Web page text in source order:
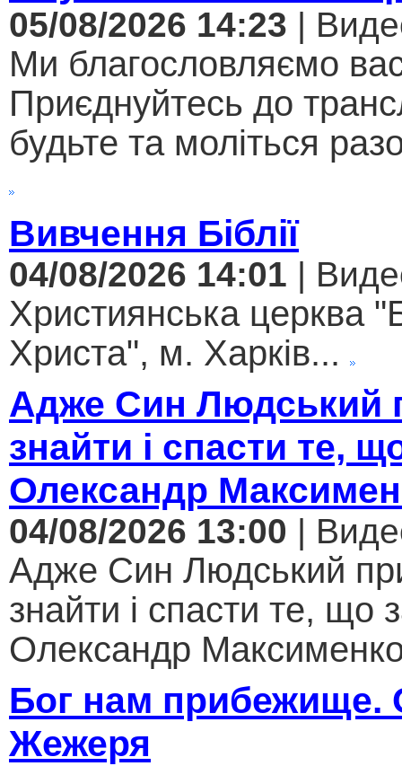
05/08/2026 14:23 |
Ми благословляємо
Приєднуйтесь до
будьте та моліться
Вивчення Біблії
04/08/2026 14:01 |
Християнська церква
Христа", м. Харків...
Адже Син Людський
знайти і спасти те,
Олександр
04/08/2026 13:00 |
Адже Син Людський
знайти і спасти те, що
Олександр
Бог нам прибежище.
Жежеря